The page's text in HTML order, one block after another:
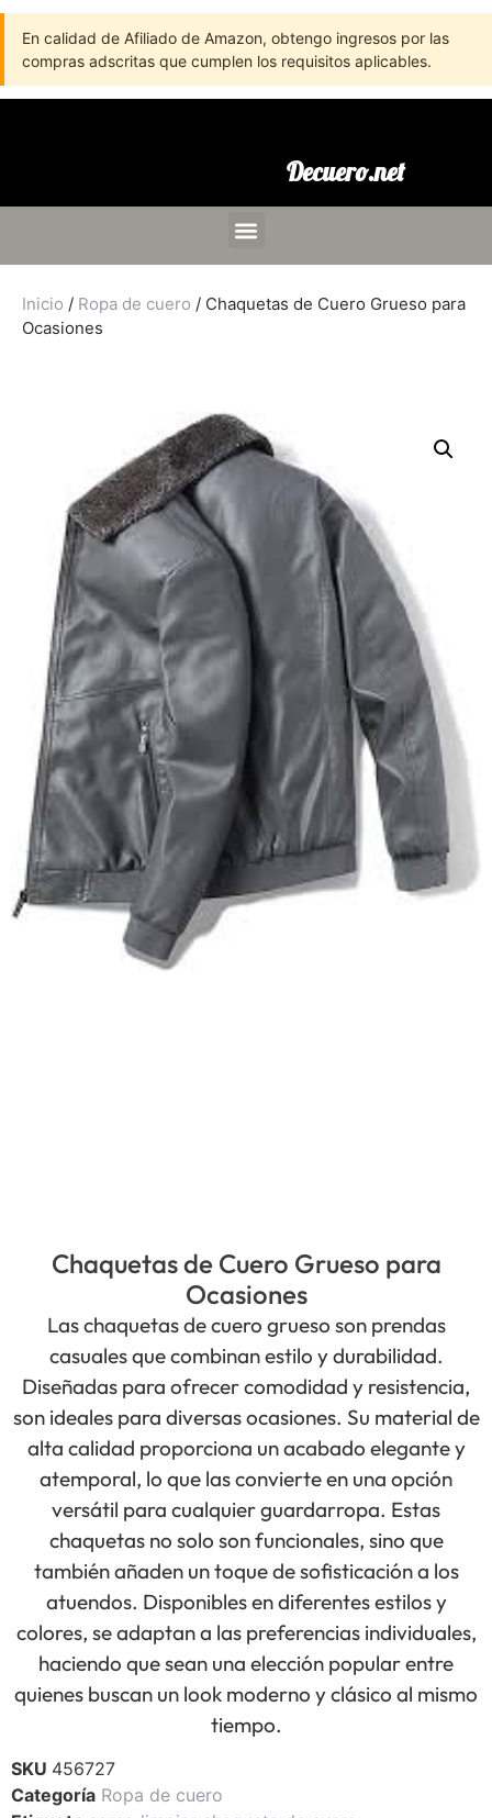
En calidad de Afiliado de Amazon, obtengo ingresos por las
compras adscritas que cumplen los requisitos aplicables.
Decuero.net
Inicio / Ropa de cuero / Chaquetas de Cuero Grueso para
Ocasiones
Chaquetas de Cuero Grueso para
Ocasiones
Las chaquetas de cuero grueso son prendas
casuales que combinan estilo y durabilidad.
Diseñadas para ofrecer comodidad y resistencia,
son ideales para diversas ocasiones. Su material de
alta calidad proporciona un acabado elegante y
atemporal, lo que las convierte en una opción
versátil para cualquier guardarropa. Estas
chaquetas no solo son funcionales, sino que
también añaden un toque de sofisticación a los
atuendos. Disponibles en diferentes estilos y
colores, se adaptan a las preferencias individuales,
haciendo que sean una elección popular entre
quienes buscan un look moderno y clásico al mismo
tiempo.
SKU 456727
Categoría Ropa de cuero